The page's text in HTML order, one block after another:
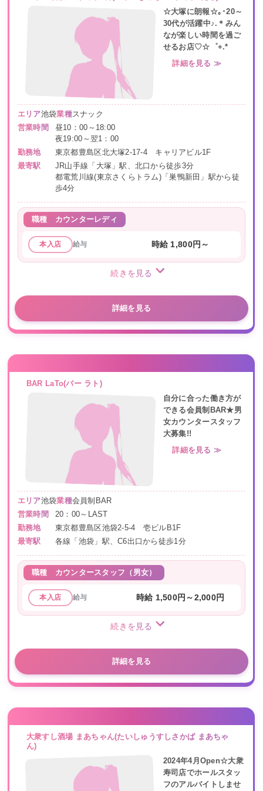
☆大塚に朗報☆｡･20～
30代が活躍中♪.＊みん
なが楽しい時間を過ご
せるお店♡☆゜+.*
詳細を見る ≫
エリア池袋業種スナック
営業時間
昼10：00～18:00
夜19:00～翌1：00
勤務地
東京都豊島区北大塚2-17-4 キャリアビル1F
最寄駅
JR山手線「大塚」駅、北口から徒歩3分
都電荒川線(東京さくらトラム)「巣鴨新田」駅から徒
歩4分
職種 カウンターレディ
本入店 給与 時給 1,800円～
続きを見る
詳細を見る
BAR LaTo(バー ラト)
自分に合った働き方が
できる会員制BAR★男
女カウンタースタッフ
大募集!!
詳細を見る ≫
エリア池袋業種会員制BAR
営業時間
20：00～LAST
勤務地
東京都豊島区池袋2-5-4 壱ビルB1F
最寄駅
各線「池袋」駅、C6出口から徒歩1分
職種 カウンタースタッフ（男女）
本入店 給与 時給 1,500円～2,000円
続きを見る
詳細を見る
大衆すし酒場 まあちゃん(たいしゅうすしさかば まあちゃ
ん)
2024年4月Open☆大衆
寿司店でホールスタッ
フのアルバイトしませ